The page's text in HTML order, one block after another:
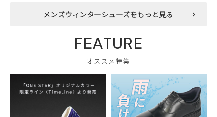
メンズウィンターシューズをもっと見る
FEATURE
オススメ特集